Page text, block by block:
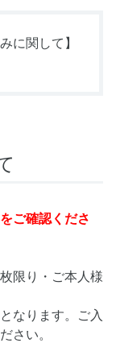
に関して】
ご確認くださ
限り・ご本人様
なります。ご入
さい。